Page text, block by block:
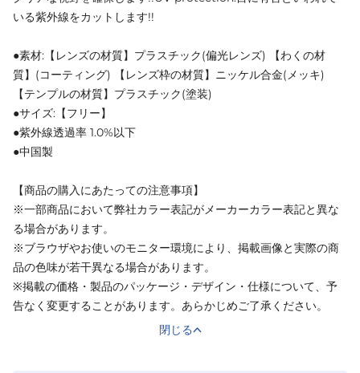
いる紫外線をカットします!!
●素材:【レンズの材質】プラスチック(偏光レンズ) 【わくの材
質】(コーティング) 【レンズ枠の材質】ニッケル合金(メッキ)
【テンプルの材質】プラスチック(塗装)
●サイズ:【フリー】
●紫外線透過率 1.0%以下
●中国製
【商品の購入にあたっての注意事項】
※一部商品において弊社カラー表記がメーカーカラー表記と異な
る場合があります。
※ブラウザやお使いのモニター環境により、掲載画像と実際の商
品の色味が若干異なる場合があります。
※掲載の価格・製品のパッケージ・デザイン・仕様について、予
告なく変更することがあります。あらかじめご了承ください。
閉じる